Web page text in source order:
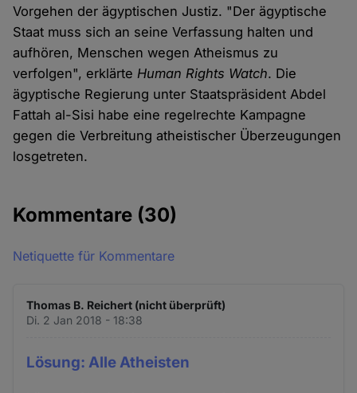
Vorgehen der ägyptischen Justiz. "Der ägyptische
Staat muss sich an seine Verfassung halten und
aufhören, Menschen wegen Atheismus zu
verfolgen", erklärteHuman Rights Watch. Die
ägyptische Regierung unter Staatspräsident Abdel
Fattah al-Sisi habe eine regelrechte Kampagne
gegen die Verbreitung atheistischer Überzeugungen
losgetreten.
Kommentare (30)
Netiquette für Kommentare
Thomas B. Reichert (nicht überprüft)
Di. 2 Jan 2018 - 18:38
Lösung: Alle Atheisten